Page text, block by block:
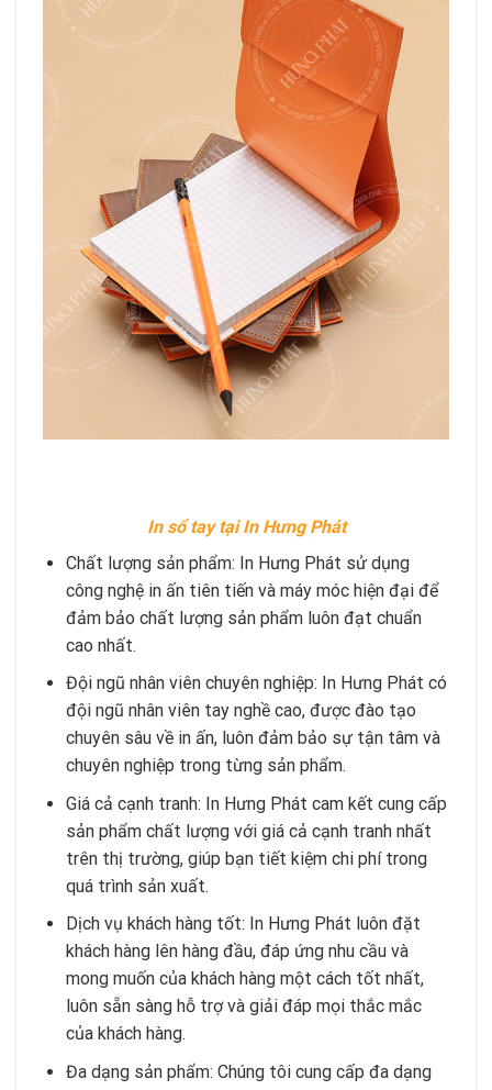
In sổ tay tại In Hưng Phát
Chất lượng sản phẩm: In Hưng Phát sử dụng
công nghệ in ấn tiên tiến và máy móc hiện đại để
đảm bảo chất lượng sản phẩm luôn đạt chuẩn
cao nhất.
Đội ngũ nhân viên chuyên nghiệp: In Hưng Phát có
đội ngũ nhân viên tay nghề cao, được đào tạo
chuyên sâu về in ấn, luôn đảm bảo sự tận tâm và
chuyên nghiệp trong từng sản phẩm.
Giá cả cạnh tranh: In Hưng Phát cam kết cung cấp
sản phẩm chất lượng với giá cả cạnh tranh nhất
trên thị trường, giúp bạn tiết kiệm chi phí trong
quá trình sản xuất.
Dịch vụ khách hàng tốt: In Hưng Phát luôn đặt
khách hàng lên hàng đầu, đáp ứng nhu cầu và
mong muốn của khách hàng một cách tốt nhất,
luôn sẵn sàng hỗ trợ và giải đáp mọi thắc mắc
của khách hàng.
Đa dạng sản phẩm: Chúng tôi cung cấp đa dạng